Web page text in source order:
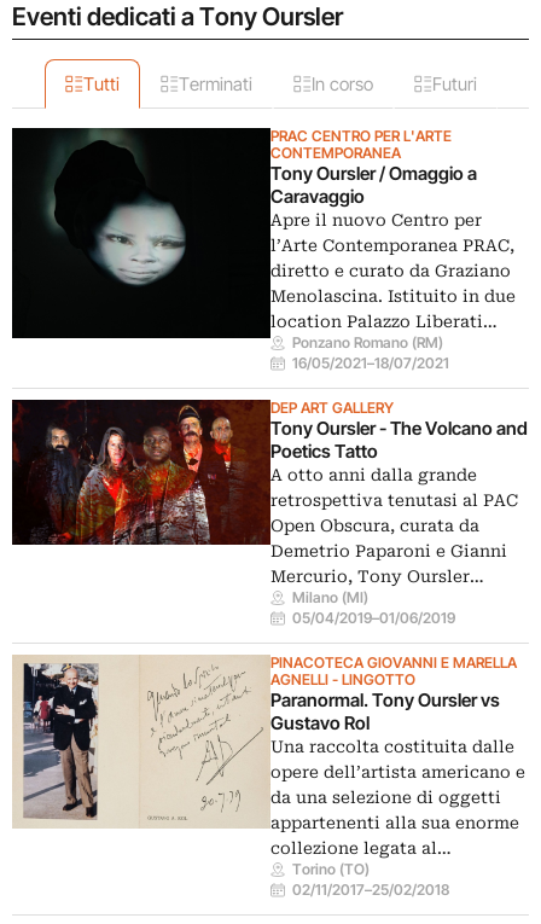
Eventi dedicati a Tony Oursler
Tutti Terminati In corso Futuri
PRAC CENTRO PER L'ARTE
CONTEMPORANEA
Tony Oursler / Omaggio a
Caravaggio
Apre il nuovo Centro per
l’Arte Contemporanea PRAC,
diretto e curato da Graziano
Menolascina. Istituito in due
location Palazzo Liberati…
Ponzano Romano (RM)
16/05/2021–18/07/2021
DEP ART GALLERY
Tony Oursler - The Volcano and
Poetics Tatto
A otto anni dalla grande
retrospettiva tenutasi al PAC
Open Obscura, curata da
Demetrio Paparoni e Gianni
Mercurio, Tony Oursler…
Milano (MI)
05/04/2019–01/06/2019
PINACOTECA GIOVANNI E MARELLA
AGNELLI - LINGOTTO
Paranormal. Tony Oursler vs
Gustavo Rol
Una raccolta costituita dalle
opere dell’artista americano e
da una selezione di oggetti
appartenenti alla sua enorme
collezione legata al…
Torino (TO)
02/11/2017–25/02/2018